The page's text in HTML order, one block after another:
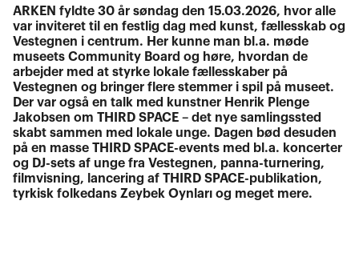
ARKEN fyldte 30 år søndag den 15.03.2026, hvor alle
var inviteret til en festlig dag med kunst, fællesskab og
Vestegnen i centrum. Her kunne man bl.a. møde
museets Community Board og høre, hvordan de
arbejder med at styrke lokale fællesskaber på
Vestegnen og bringer flere stemmer i spil på museet.
Der var også en talk med kunstner Henrik Plenge
Jakobsen om THIRD SPACE – det nye samlingssted
skabt sammen med lokale unge. Dagen bød desuden
på en masse THIRD SPACE-events med bl.a. koncerter
og DJ-sets af unge fra Vestegnen, panna-turnering,
filmvisning, lancering af THIRD SPACE-publikation,
tyrkisk folkedans Zeybek Oynları og meget mere.